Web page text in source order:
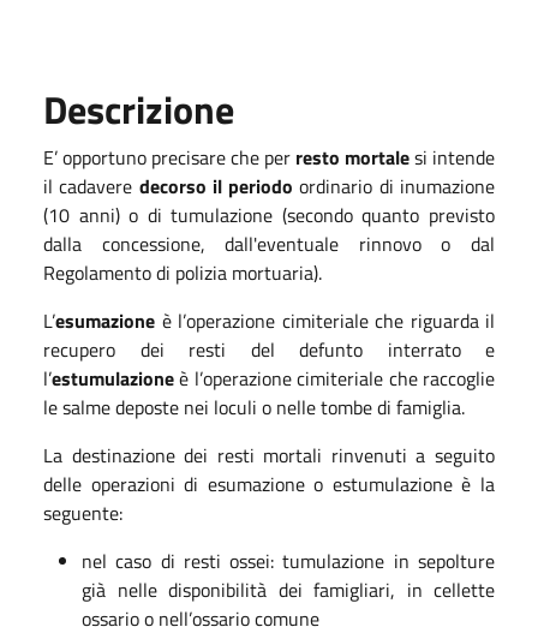
Descrizione
E’ opportuno precisare che per resto mortalesi intende
il cadavere decorso il periodoordinario di inumazione
(10 anni) o di tumulazione (secondo quanto previsto
dalla concessione, dall'eventuale rinnovo o dal
Regolamento di polizia mortuaria).
L’esumazione è l’operazione cimiteriale che riguarda il
recupero dei resti del defunto interrato e
l’estumulazioneè l’operazione cimiteriale che raccoglie
le salme deposte nei loculi o nelle tombe di famiglia.
La destinazione dei resti mortali rinvenuti a seguito
delle operazioni di esumazione o estumulazione è la
seguente:
nel caso di resti ossei: tumulazione in sepolture
già nelle disponibilità dei famigliari, in cellette
ossario o nell’ossario comune